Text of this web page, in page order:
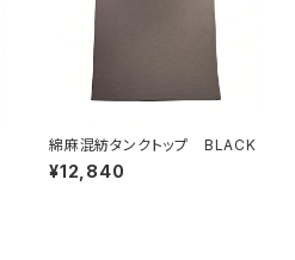
綿麻混紡タンクトップ BLACK
¥12,840